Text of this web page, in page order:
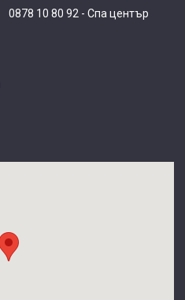
0878 10 80 92 - Спа център